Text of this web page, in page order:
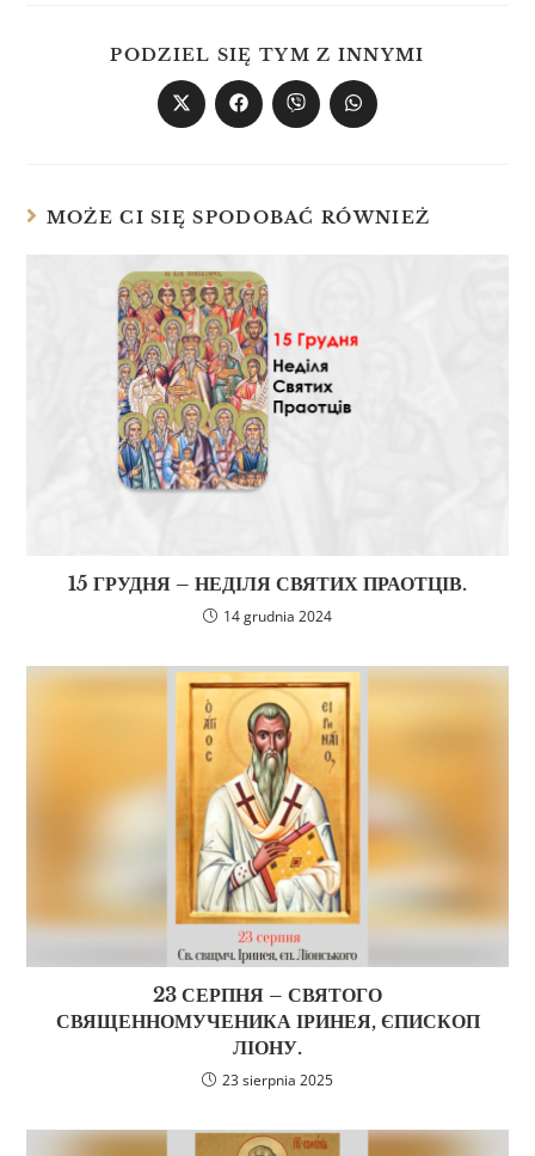
PODZIEL SIĘ TYM Z INNYMI
MOŻE CI SIĘ SPODOBAĆ RÓWNIEŻ
15 ГРУДНЯ – НЕДІЛЯ СВЯТИХ ПРАОТЦІВ.
14 grudnia 2024
23 СЕРПНЯ – СВЯТОГО
СВЯЩЕННОМУЧЕНИКА ІРИНЕЯ, ЄПИСКОП
ЛІОНУ.
23 sierpnia 2025